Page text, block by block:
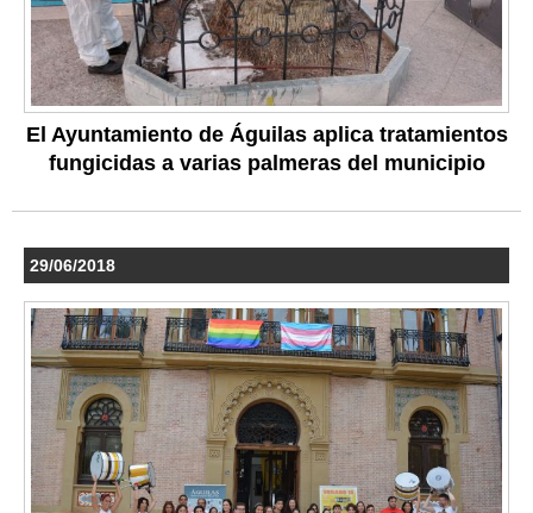
El Ayuntamiento de Águilas aplica tratamientos
fungicidas a varias palmeras del municipio
29/06/2018